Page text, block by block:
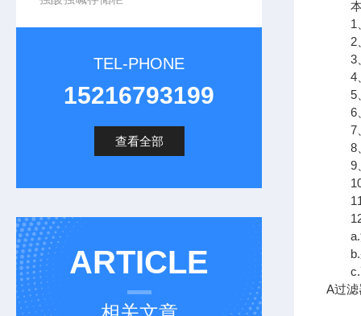
TEL-PHONE
15216793199
查看全部
ARTICLE
本产
1、
2、
3、
4
5、
6、
7
8、
9、
10
11
12.
a.温
b.采
c.高
A过